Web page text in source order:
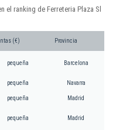
ranking de Ferreteria Plaza Sl
(€) Provincia
pequeña Barcelona
pequeña Navarra
pequeña Madrid
pequeña Madrid